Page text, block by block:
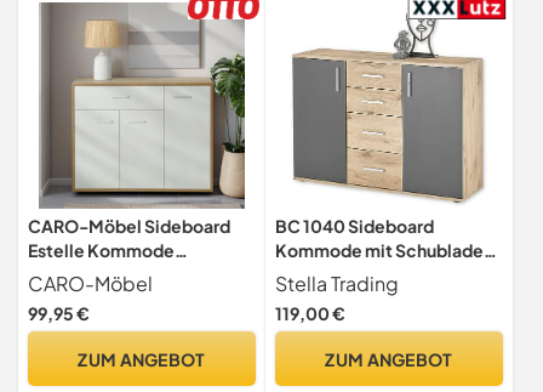
Flur Möbel(70x40x75CM)
CARO-Möbel Sideboard
Estelle Kommode
Mehrzweckschrank,
Sonoma Eiche/weiß mit 3
Türen und 1 Schublade, 88
CARO-Möbel
99,95 €
ZUM ANGEBOT
BC 1040 Sideboard
Kommode mit Schubladen
Stauraum in Grau Viking Oak
Optik
Stella Trading
119,00 €
ZUM ANGEBOT